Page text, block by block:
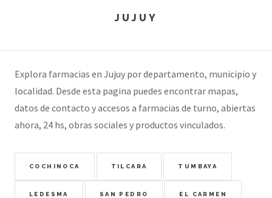
JUJUY
Explora farmacias en Jujuy por departamento, municipio y
localidad. Desde esta pagina puedes encontrar mapas,
datos de contacto y accesos a farmacias de turno, abiertas
ahora, 24 hs, obras sociales y productos vinculados.
COCHINOCA TILCARA TUMBAYA
LEDESMA SAN PEDRO EL CARMEN